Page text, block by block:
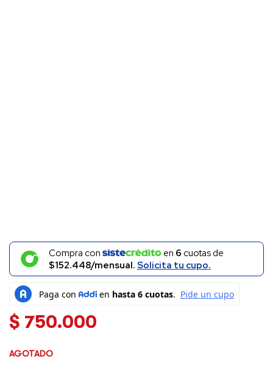
Compra con en 6 cuotas de
$152.448/mensual. Solicita tu cupo.
$ 750.000
AGOTADO